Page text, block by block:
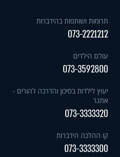
תרומות ושותפות בהידברות
073-2221212
עולם הילדים
073-3592800
יעוץ לילדות בסיכון והדרכה להורים -
אתגר
073-3333320
קו ההלכה הידברות
073-3333300